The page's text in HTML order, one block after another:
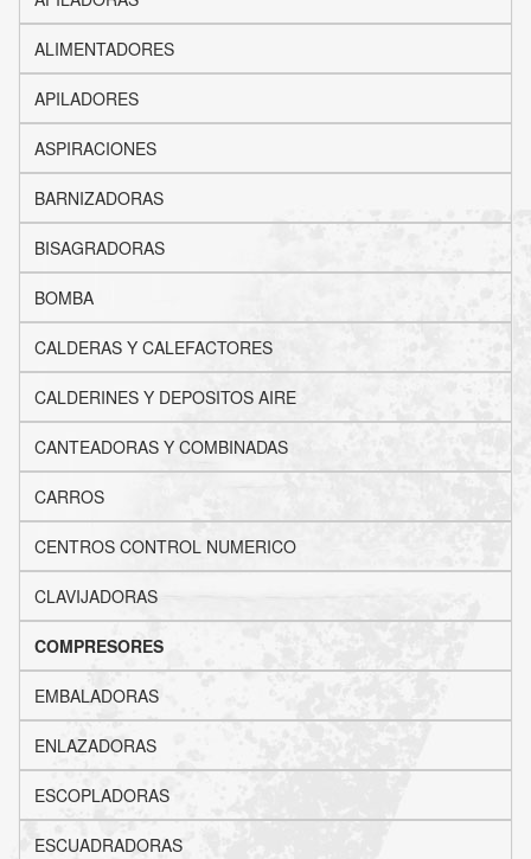
ALIMENTADORES
APILADORES
ASPIRACIONES
BARNIZADORAS
BISAGRADORAS
BOMBA
CALDERAS Y CALEFACTORES
CALDERINES Y DEPOSITOS AIRE
CANTEADORAS Y COMBINADAS
CARROS
CENTROS CONTROL NUMERICO
CLAVIJADORAS
COMPRESORES
EMBALADORAS
ENLAZADORAS
ESCOPLADORAS
ESCUADRADORAS